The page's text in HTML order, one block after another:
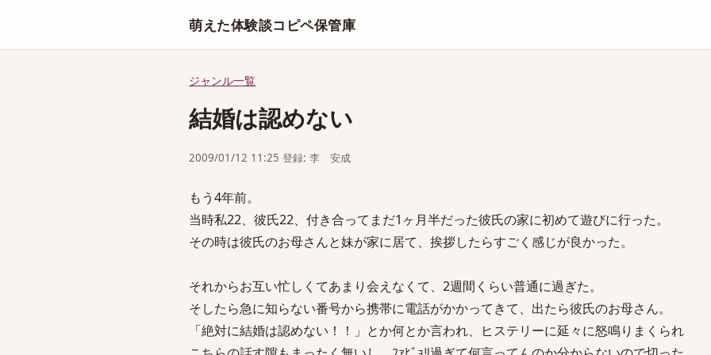
萌えた体験談コピペ保管庫
ジャンル一覧
結婚は認めない
2009/01/12 11:25 登録: 李 安成
もう4年前。
当時私22、彼氏22、付き合ってまだ1ヶ月半だった彼氏の家に初めて遊びに行った。
その時は彼氏のお母さんと妹が家に居て、挨拶したらすごく感じが良かった。
それからお互い忙しくてあまり会えなくて、2週間くらい普通に過ぎた。
そしたら急に知らない番号から携帯に電話がかかってきて、出たら彼氏のお母さん。
「絶対に結婚は認めない！！」とか何とか言われ、ヒステリーに延々に怒鳴りまくられ